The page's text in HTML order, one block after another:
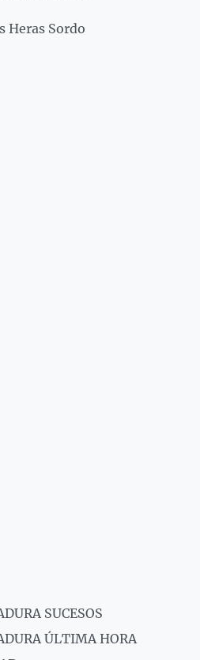
Heras Sordo
SUCESOS
ÚLTIMA HORA